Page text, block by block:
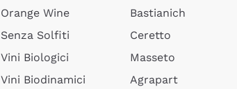
Orange Wine
Senza Solfiti
Vini Biologici
Vini Biodinamici
Bastianich
Ceretto
Masseto
Agrapart